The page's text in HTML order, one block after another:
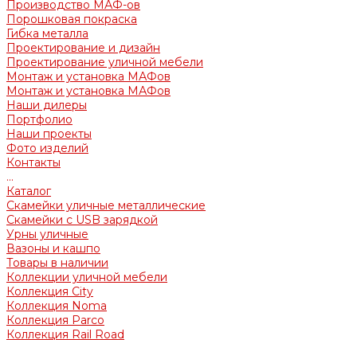
Производство МАФ-ов
Порошковая покраска
Гибка металла
Проектирование и дизайн
Проектирование уличной мебели
Монтаж и установка МАФов
Монтаж и установка МАФов
Наши дилеры
Портфолио
Наши проекты
Фото изделий
Контакты
...
Каталог
Скамейки уличные металлические
Скамейки с USB зарядкой
Урны уличные
Вазоны и кашпо
Товары в наличии
Коллекции уличной мебели
Коллекция City
Коллекция Noma
Коллекция Parco
Коллекция Rail Road